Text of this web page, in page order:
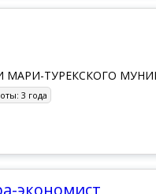
ТУРЕКСКОГО
3 года
экономист